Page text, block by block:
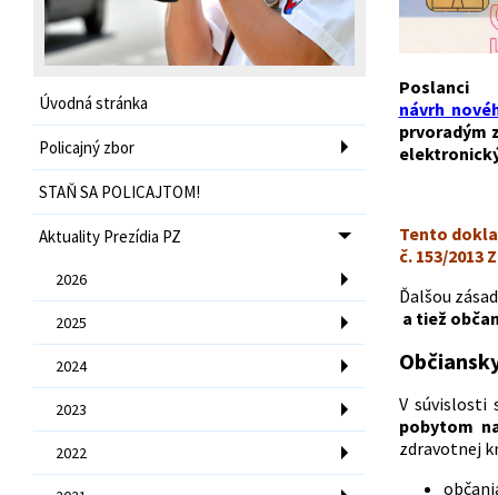
Úvodná stránka
Policajný zbor
STAŇ SA POLICAJTOM!
Aktuality Prezídia PZ
2026
2025
2024
2023
2022
návrh
prvoradým
Tento
č. 153/2013
Ďalšou
a tiež
V súvislosti
pobytom
zdravotnej